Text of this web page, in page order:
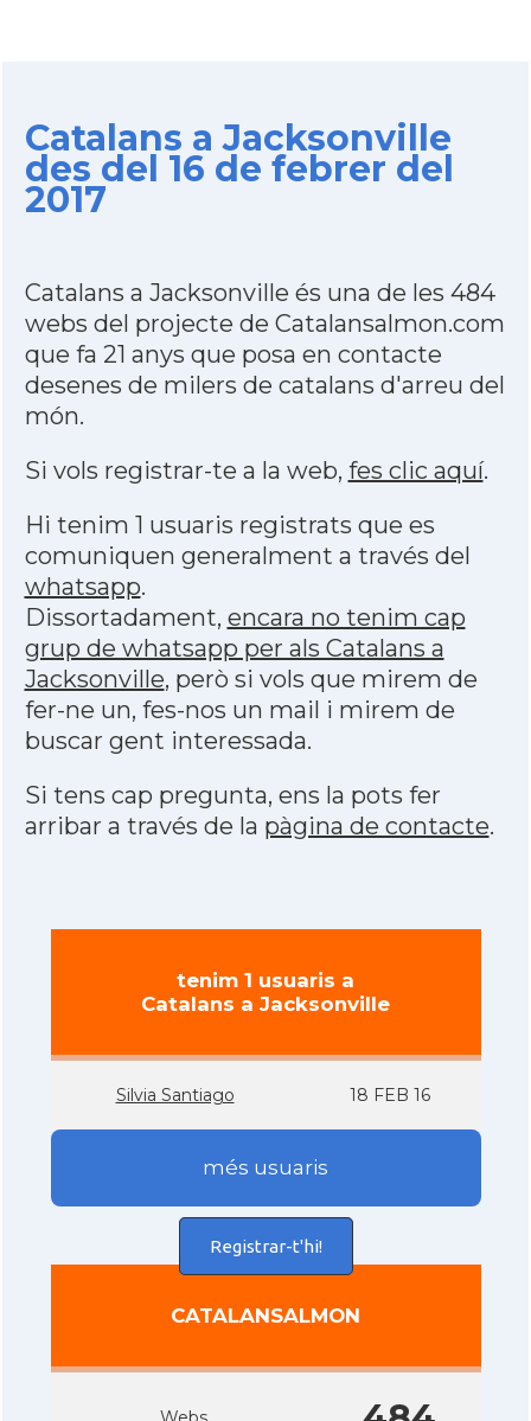
Catalans a Jacksonville
des del 16 de febrer del
2017
Catalans a Jacksonville és una de les 484
webs del projecte de Catalansalmon.com
que fa 21 anys que posa en contacte
desenes de milers de catalans d'arreu del
món.
Si vols registrar-te a la web, fes clic aquí.
Hi tenim 1 usuaris registrats que es
comuniquen generalment a través del
whatsapp.
Dissortadament, encara no tenim cap
grup de whatsapp per als Catalans a
Jacksonville, però si vols que mirem de
fer-ne un, fes-nos un mail i mirem de
buscar gent interessada.
Si tens cap pregunta, ens la pots fer
arribar a través de la pàgina de contacte.
tenim 1 usuaris a
Catalans a Jacksonville
Silvia Santiago 18 FEB 16
més usuaris
Registrar-t'hi!
CATALANSALMON